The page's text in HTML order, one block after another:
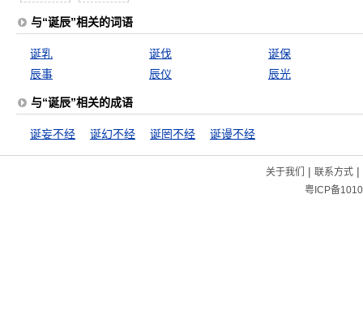
与“诞辰”相关的词语
诞乳 诞伐
诞保
辰事
辰仪 辰光
与“诞辰”相关的成语
诞妄不经 诞幻不经 诞罔不经 诞谩不经
关于我们 | 联系方式|
粤ICP备